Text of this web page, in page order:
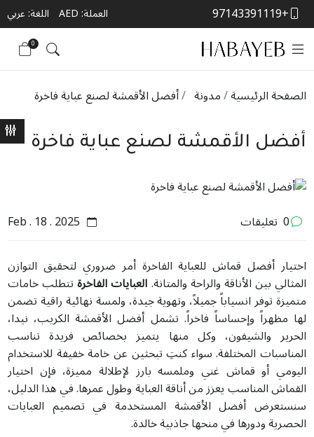
+97143391119 العملة:AED اللغة: عربي
0
الصفحة الرئيسية مدونة أفضل الأقمشة لصنع عباية فاخرة
أفضل الأقمشة لصنع عباية فاخرة
0 تعليقات
Feb . 18 . 2025
اختيار أفضل قماش للعباية الفاخرة أمر ضروري لتحقيق التوازن
المثالي بين الأناقة والراحة والمتانة.العبايات الفاخرةتتطلب خامات
متميزة توفر انسياباً جميلاً، وتهوية جيدة، ولمسة نهائية راقية تضمن
لها مظهراً وإحساساً فاخراً. تشمل أفضل الأقمشة الكريب، نيدا،
الحرير والشيفون، وكل منها يتميز بخصائص فريدة تناسب
المناسبات المختلفة. سواء كنتِ تبحثين عن خامة خفيفة للاستخدام
اليومي أو قماش غني وملمسه بارز لإطلالة مميزة، فإن اختيار
القماش المناسب يعزز من أناقة العباية وطول عمرها. في هذا الدليل،
سنستعرض أفضل الأقمشة المستخدمة في تصميم العبايات
الحصرية ودورها في منحها جاذبية خالدة.